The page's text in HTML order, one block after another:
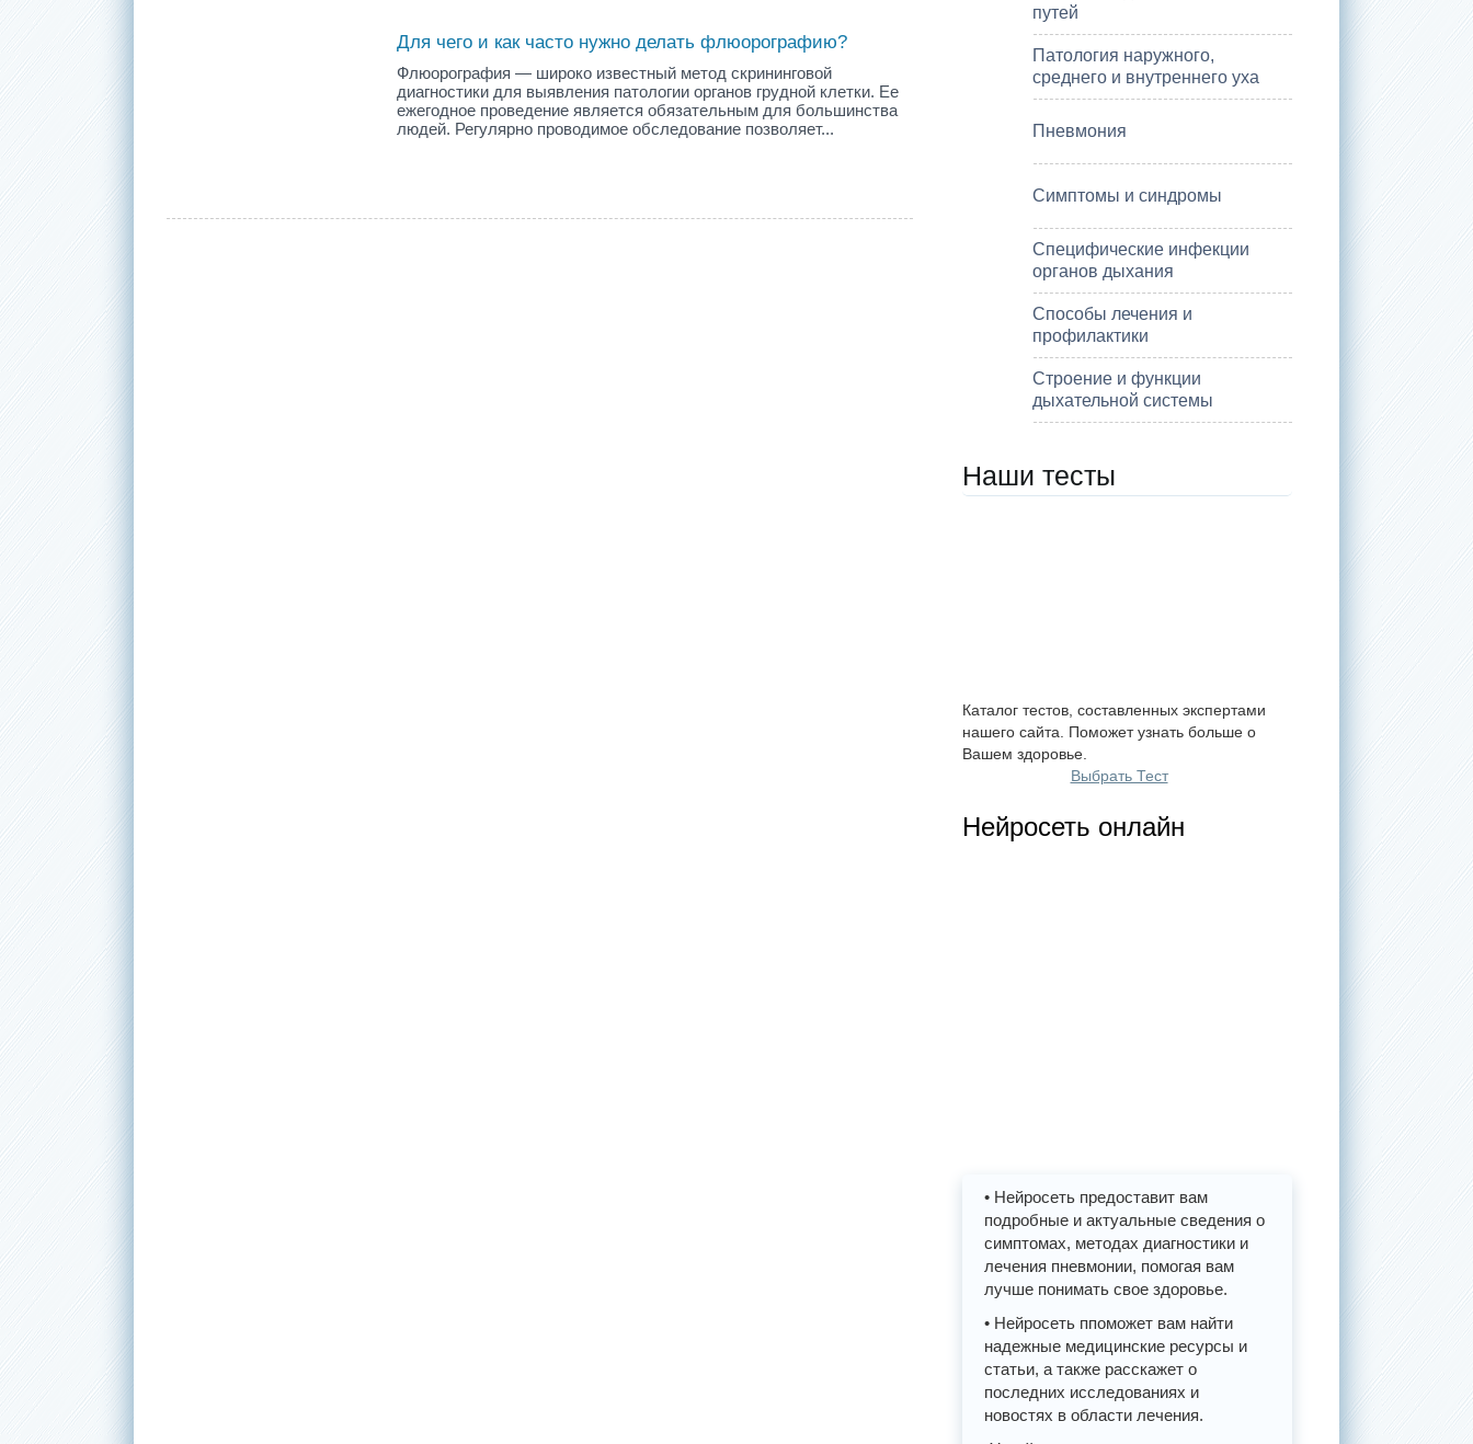
Для чего и как часто нужно делать флюорографию?
Флюорография — широко известный метод скрининговой
диагностики для выявления патологии органов грудной клетки. Ее
ежегодное проведение является обязательным для большинства
людей. Регулярно проводимое обследование позволяет...
путей
Патология наружного,
среднего и внутреннего уха
Пневмония
Симптомы и синдромы
Специфические инфекции
органов дыхания
Способы лечения и
профилактики
Строение и функции
дыхательной системы
Наши тесты
Каталог тестов, составленных экспертами
нашего сайта. Поможет узнать больше о
Вашем здоровье.
Выбрать Тест
Нейросеть онлайн
• Нейросеть предоставит вам
подробные и актуальные сведения о
симптомах, методах диагностики и
лечения пневмонии, помогая вам
лучше понимать свое здоровье.
• Нейросеть ппоможет вам найти
надежные медицинские ресурсы и
статьи, а также расскажет о
последних исследованиях и
новостях в области лечения.